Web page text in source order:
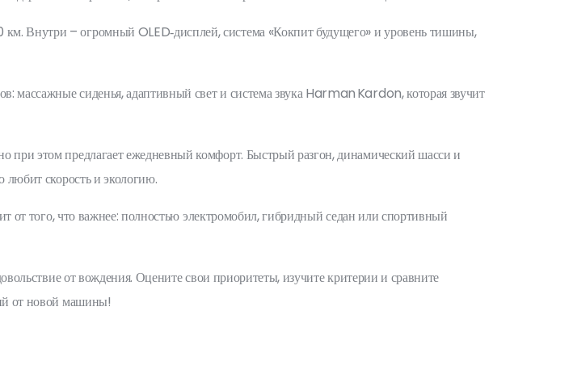
км. Внутри – огромный OLED‑дисплей, система «Кокпит будущего» и уровень тишины,
массажные сиденья, адаптивный свет и система звука Harman Kardon, которая звучит
при этом предлагает ежедневный комфорт. Быстрый разгон, динамический шасси и
любит скорость и экологию.
от того, что важнее: полностью электромобил, гибридный седан или спортивный
от вождения. Оцените свои приоритеты, изучите критерии и сравните
от новой машины!